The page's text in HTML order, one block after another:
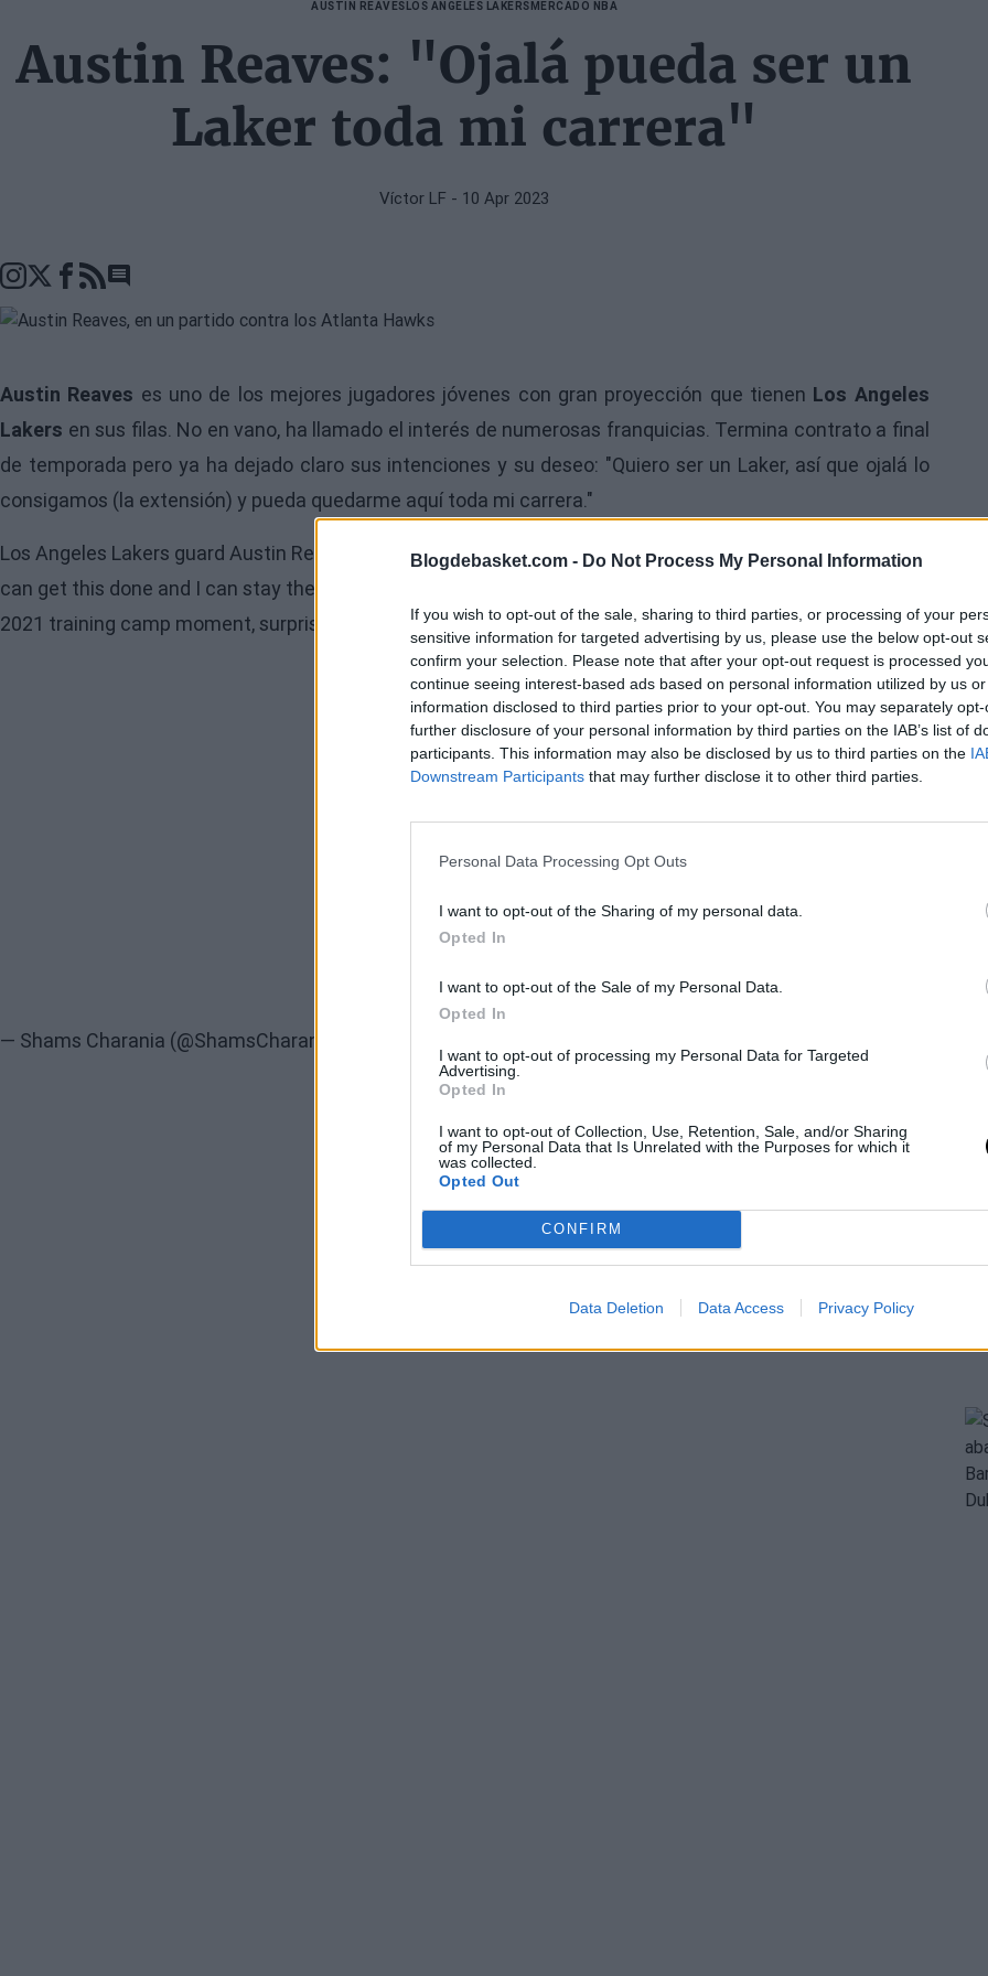
Blogdebasket.com - Do Not Process My Personal Information
If you wish to opt-out of the sale, sharing to third parties, or processing of your
sensitive information for targeted advertising by us, please use the below opt-out
confirm your selection. Please note that after your opt-out request is processed
continue seeing interest-based ads based on personal information utilized by us
information disclosed to third parties prior to your opt-out. You may separately
further disclosure of your personal information by third parties on the IAB’s list of
participants. This information may also be disclosed by us to third parties on the
Downstream Participants that may further disclose it to other third parties.
Personal Data Processing Opt Outs
I want to opt-out of the Sharing of my personal data.
Opted In
I want to opt-out of the Sale of my Personal Data.
Opted In
I want to opt-out of processing my Personal Data for Targeted
Advertising.
Opted In
I want to opt-out of Collection, Use, Retention, Sale, and/or Sharing
of my Personal Data that Is Unrelated with the Purposes for which it
was collected.
Opted Out
CONFIRM
Data Deletion Data Access Privacy Policy
AUSTIN REAVES LOS ANGELES LAKERS MERCADO NBA
Austin Reaves: "Ojalá pueda ser un
Laker toda mi carrera"
Víctor LF - 10 Apr 2023
Go to comments seciton
Austin Reaves es uno de los mejores jugadores jóvenes con gran proyección que tienen Los Angeles
Lakers en sus filas. No en vano, ha llamado el interés de numerosas franquicias. Termina contrato a final
de temporada pero ya ha dejado claro sus intenciones y su deseo: "Quiero ser un Laker, así que ojalá lo
consigamos (la extensión) y pueda quedarme aquí toda mi carrera."
Los Angeles Lakers guard Austin Reaves sits down with@Stadium: “I want to be a Laker, so hopefully we
can get this done and I can stay there for hopefully my whole career.” On upcoming free agency, a special
2021 training camp moment, surprising his opponents, much more:pic.twitter.com/sa83nlnatT
— Shams Charania (@ShamsCharania)